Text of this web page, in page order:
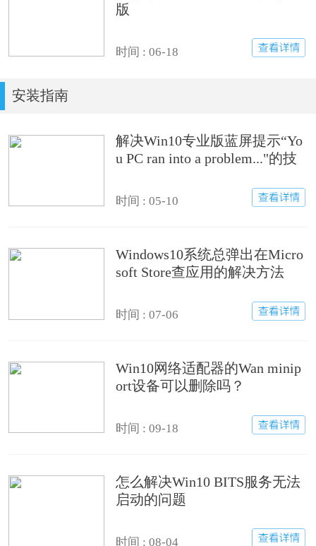
版
时间 : 06-18
安装指南
解决Win10专业版蓝屏提示“Yo
u PC ran into a problem..."的技
时间 : 05-10
Windows10系统总弹出在Micro
soft Store查应用的解决方法
时间 : 07-06
Win10网络适配器的Wan minip
ort设备可以删除吗？
时间 : 09-18
怎么解决Win10 BITS服务无法
启动的问题
时间 : 08-04